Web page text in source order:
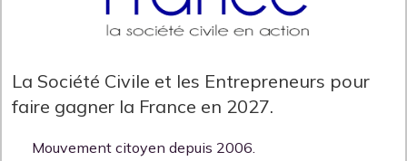
La Société Civile et les Entrepreneurs pour
faire gagner la France en 2027.
Mouvement citoyen depuis 2006.